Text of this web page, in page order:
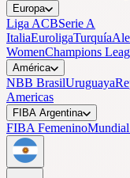
Europa
Liga ACBSerie A
ItaliaEuroligaTurquía
WomenChampions
América
NBB BrasilUruguaya
Americas
FIBA Argentina
FIBA Femenino